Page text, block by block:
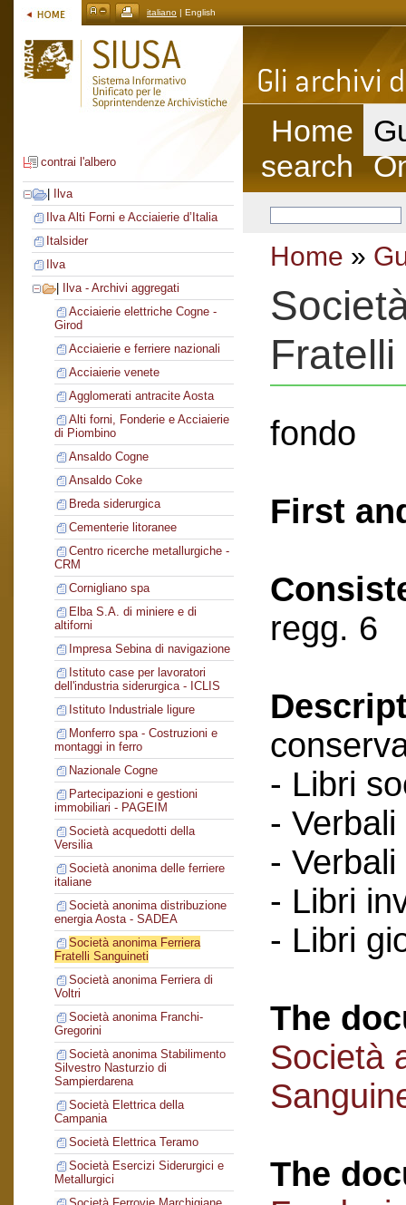
italiano | English
contrai l'albero
Ilva
Ilva Alti Forni e Acciaierie d’Italia
Italsider
Ilva
Ilva - Archivi aggregati
Acciaierie elettriche Cogne -
Girod
Acciaierie e ferriere nazionali
Acciaierie venete
Agglomerati antracite Aosta
Alti forni, Fonderie e Acciaierie
di Piombino
Ansaldo Cogne
Ansaldo Coke
Breda siderurgica
Cementerie litoranee
Centro ricerche metallurgiche -
CRM
Cornigliano spa
Elba S.A. di miniere e di
altiforni
Impresa Sebina di navigazione
Istituto case per lavoratori
dell'industria siderurgica - ICLIS
Istituto Industriale ligure
Monferro spa - Costruzioni e
montaggi in ferro
Nazionale Cogne
Partecipazioni e gestioni
immobiliari - PAGEIM
Società acquedotti della
Versilia
Società anonima delle ferriere
italiane
Società anonima distribuzione
energia Aosta - SADEA
Società anonima Ferriera
Fratelli Sanguineti
Società anonima Ferriera di
Voltri
Società anonima Franchi-
Gregorini
Società anonima Stabilimento
Silvestro Nasturzio di
Sampierdarena
Società Elettrica della
Campania
Società Elettrica Teramo
Società Esercizi Siderurgici e
Metallurgici
Home
search
Home »
fondo
First
regg. 6
- Libri
-
-
- Libri
- Libri
The
Società
The